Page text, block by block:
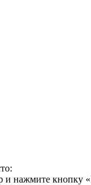
и нажмите кнопку